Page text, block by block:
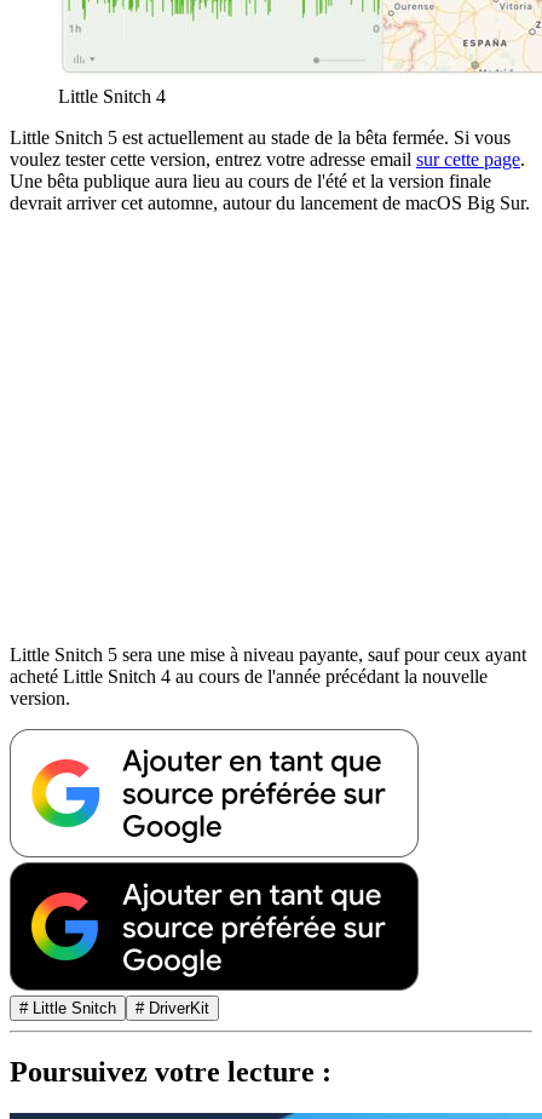
Little Snitch 4
Little Snitch 5 est actuellement au stade de la bêta fermée. Si vous
voulez tester cette version, entrez votre adresse email sur cette page.
Une bêta publique aura lieu au cours de l'été et la version finale
devrait arriver cet automne, autour du lancement de macOS Big Sur.
Little Snitch 5 sera une mise à niveau payante, sauf pour ceux ayant
acheté Little Snitch 4 au cours de l'année précédant la nouvelle
version.
# Little Snitch # DriverKit
Poursuivez votre lecture :